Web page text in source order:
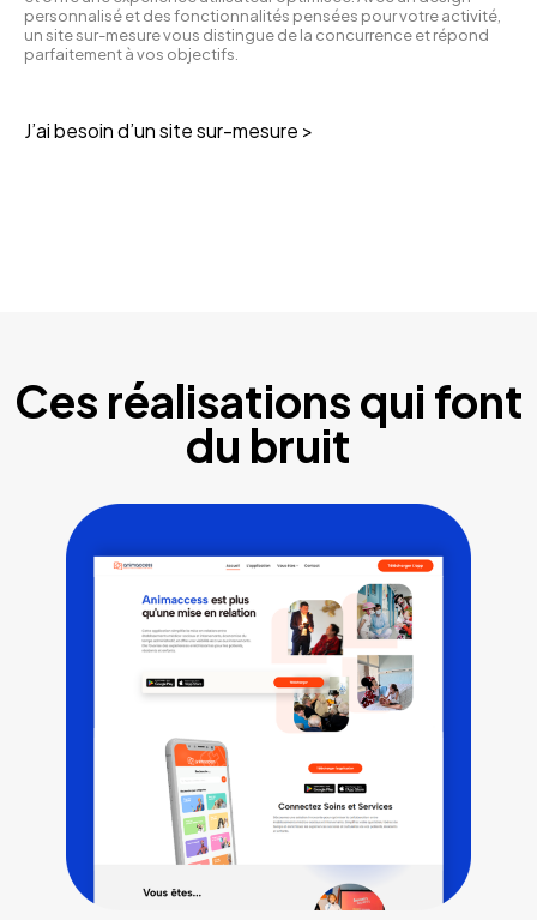
personnalisé et des fonctionnalités pensées pour votre activité,
un site sur-mesure vous distingue de la concurrence et répond
parfaitement à vos objectifs.
J’ai besoin d’un site sur-mesure >
Ces réalisations qui font
du bruit